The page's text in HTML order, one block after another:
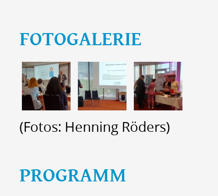
FOTOGALERIE
(Fotos: Henning Röders)
PROGRAMM